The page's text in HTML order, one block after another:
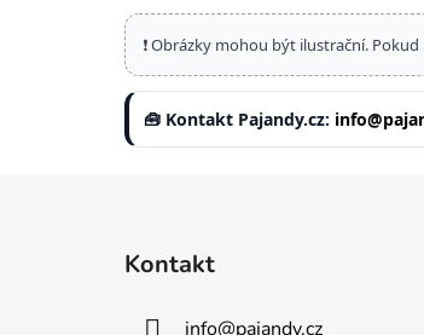
❗ Obrázky mohou být ilustrační.
🧰 Kontakt Pajandy.cz:
Kontakt
info@pajandy.cz